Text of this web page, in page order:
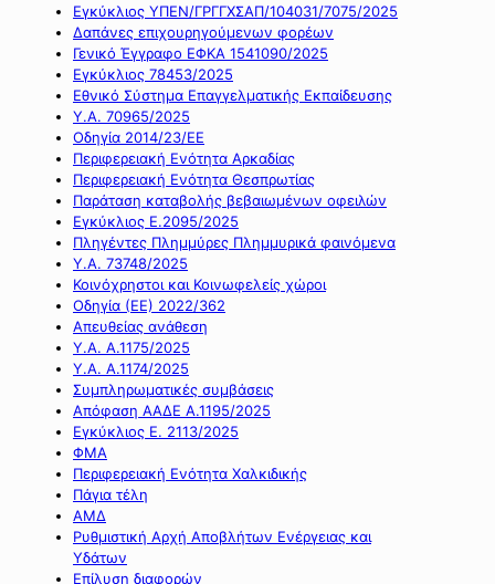
Εγκύκλιος ΥΠΕΝ/ΓΡΓΓΧΣΑΠ/104031/7075/2025
Δαπάνες επιχουρηγούμενων φορέων
Γενικό Έγγραφο ΕΦΚΑ 1541090/2025
Εγκύκλιος 78453/2025
Εθνικό Σύστημα Επαγγελματικής Εκπαίδευσης
Υ.Α. 70965/2025
Οδηγία 2014/23/ΕΕ
Περιφερειακή Ενότητα Αρκαδίας
Περιφερειακή Ενότητα Θεσπρωτίας
Παράταση καταβολής βεβαιωμένων οφειλών
Εγκύκλιος Ε.2095/2025
Πληγέντες Πλημμύρες Πλημμυρικά φαινόμενα
Υ.Α. 73748/2025
Κοινόχρηστοι και Κοινωφελείς χώροι
Οδηγία (ΕΕ) 2022/362
Απευθείας ανάθεση
Υ.Α. Α.1175/2025
Υ.Α. Α.1174/2025
Συμπληρωματικές συμβάσεις
Απόφαση ΑΑΔΕ Α.1195/2025
Εγκύκλιος Ε. 2113/2025
ΦΜΑ
Περιφερειακή Ενότητα Χαλκιδικής
Πάγια τέλη
ΑΜΔ
Ρυθμιστική Αρχή Αποβλήτων Ενέργειας και
Υδάτων
Επίλυση διαφορών